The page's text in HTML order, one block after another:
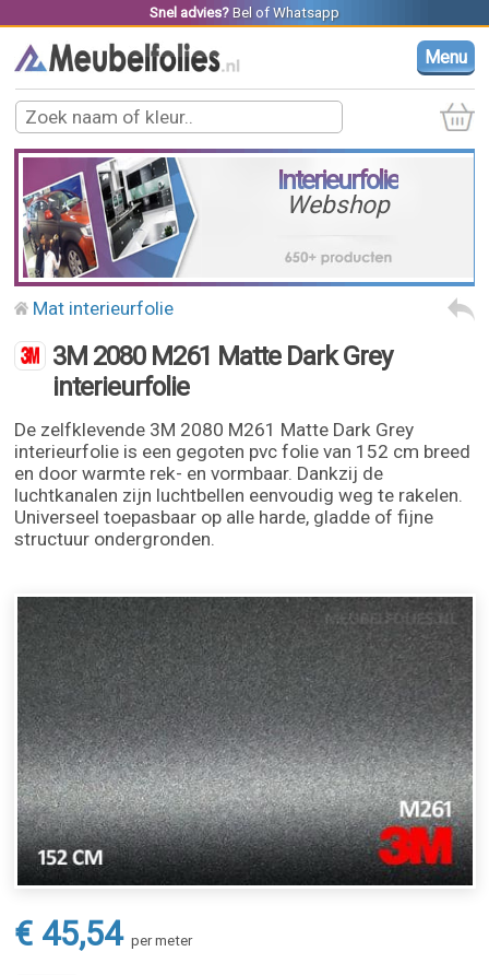
Snel advies? Belof Whatsapp
Menu
Interieurfolie
Webshop
Mat interieurfolie
3M 2080 M261 Matte Dark Grey
interieurfolie
De zelfklevende 3M 2080 M261 Matte Dark Grey
interieurfolie is een gegoten pvc folie van 152 cm breed
en door warmte rek- en vormbaar. Dankzij de
luchtkanalen zijn luchtbellen eenvoudig weg te rakelen.
Universeel toepasbaar op alle harde, gladde of fijne
structuur ondergronden.
€ 45,54 per meter